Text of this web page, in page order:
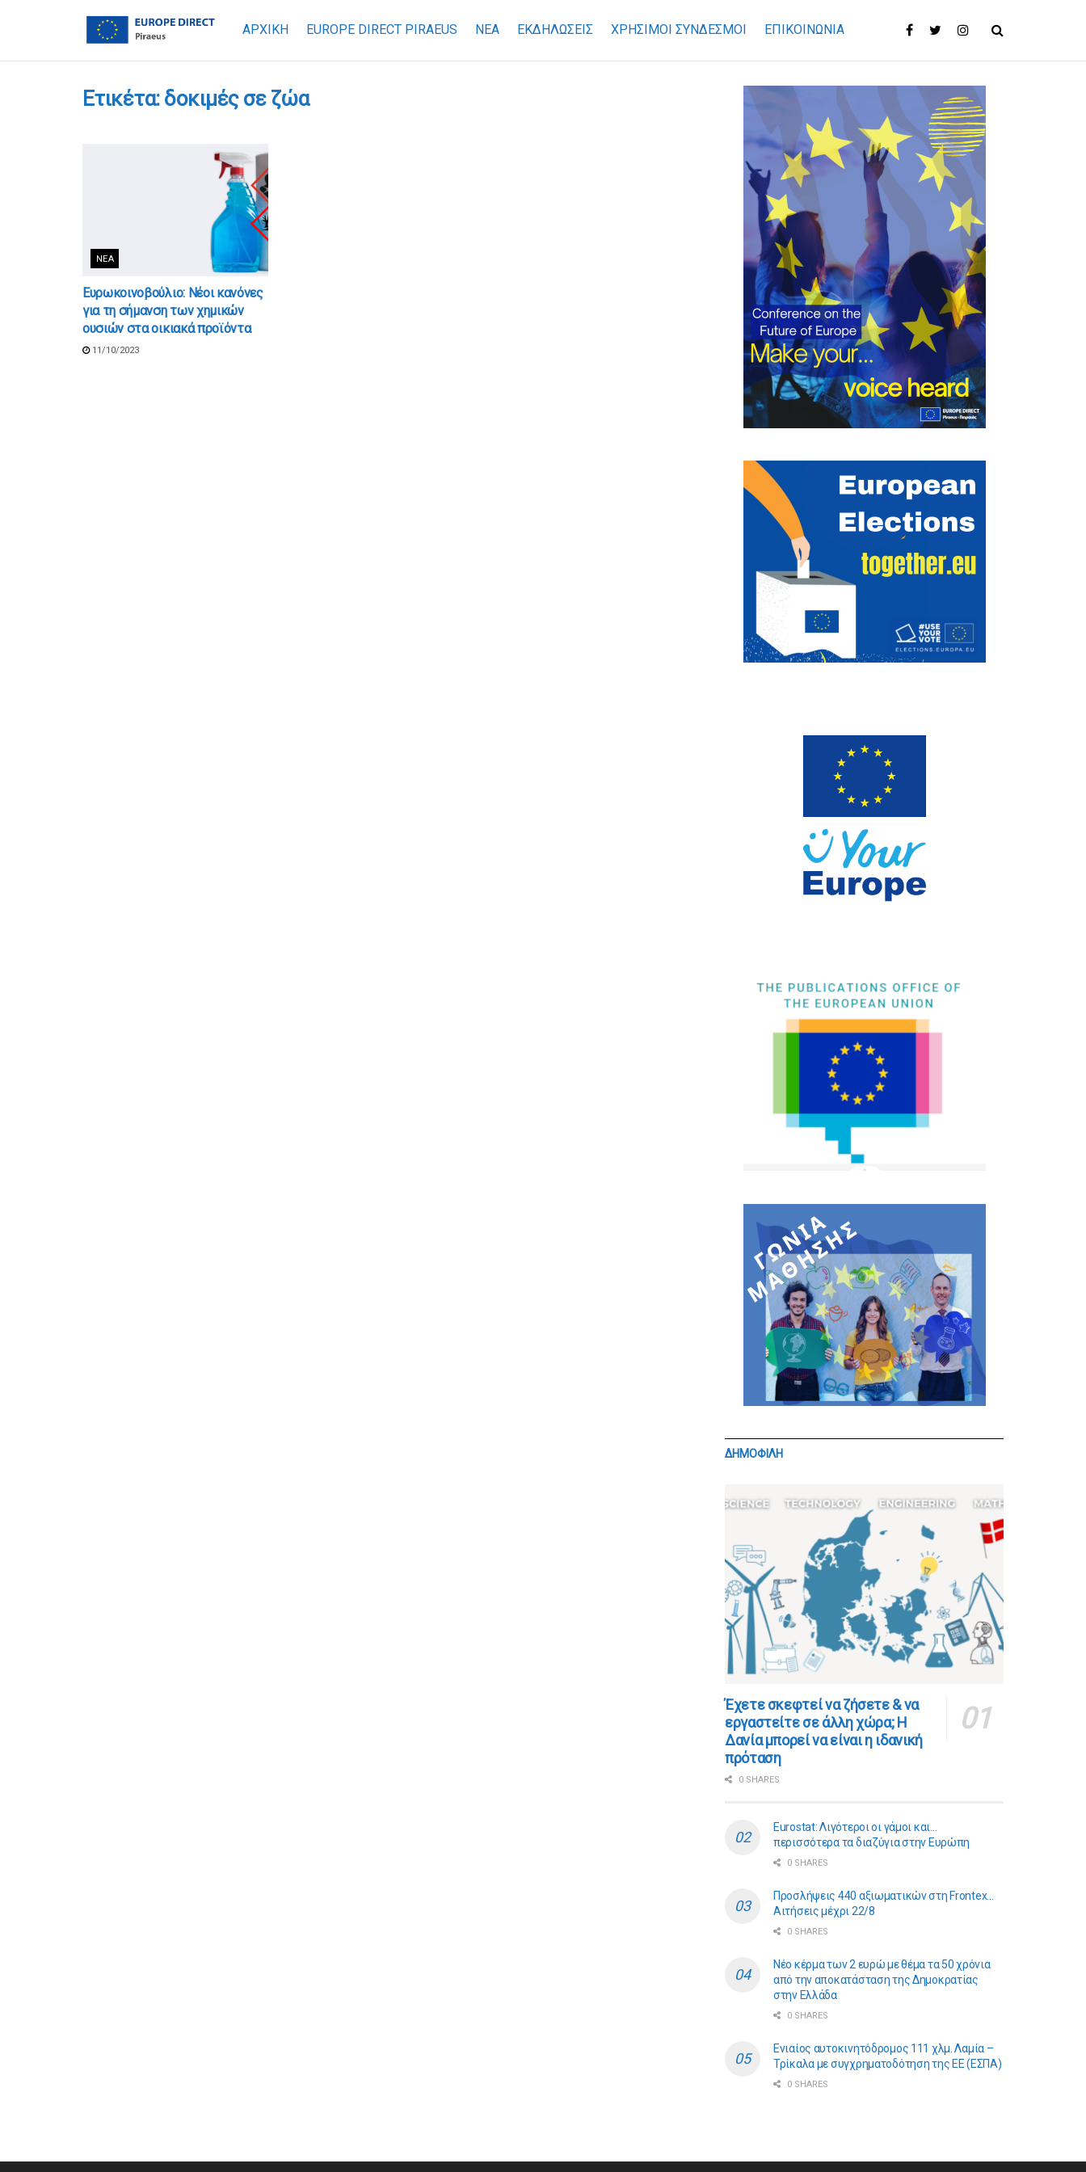
ΑΡΧΙΚΗ EUROPE DIRECT PIRAEUS ΝΕΑ ΕΚΔΗΛΩΣΕΙΣ ΧΡΉΣΙΜΟΙ ΣΎΝΔΕΣΜΟΙ ΕΠΙΚΟΙΝΩΝΊΑ
Ετικέτα: δοκιμές σε ζώα
ΝΈΑ
Ευρωκοινοβούλιο: Νέοι κανόνες
για τη σήμανση των χημικών
ουσιών στα οικιακά προϊόντα
11/10/2023
ΔΗΜΟΦΙΛΗ
​​Έχετε σκεφτεί να ζήσετε & να
εργαστείτε σε άλλη χώρα; Η
Δανία μπορεί να είναι η ιδανική
πρόταση
0 SHARES
Eurostat: Λιγότεροι οι γάμοι και…
περισσότερα τα διαζύγια στην Ευρώπη
0 SHARES
Προσλήψεις 440 αξιωματικών στη Frontex…
Αιτήσεις μέχρι 22/8
0 SHARES
Νέο κέρμα των 2 ευρώ με θέμα τα 50 χρόνια
από την αποκατάσταση της Δημοκρατίας
στην Ελλάδα
0 SHARES
Ενιαίος αυτοκινητόδρομος 111 χλμ. Λαμία –
Τρίκαλα με συγχρηματοδότηση της ΕE (ΕΣΠΑ)
0 SHARES